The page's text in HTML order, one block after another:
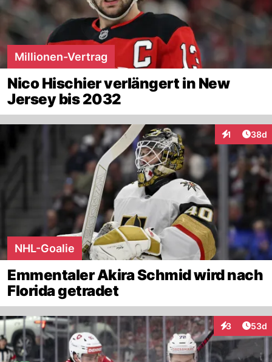
Millionen-Vertrag
Nico Hischier verlängert in New
Jersey bis 2032
1
Interaktionen
38d
NHL-Goalie
Emmentaler Akira Schmid wird nach
Florida getradet
3
Interaktionen
53d